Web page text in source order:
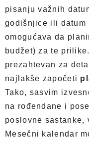
pisanju važnih
godišnjice ili datum
omogućava da
budžet) za te
prezahtevan za
najlakše započeti
Tako, sasvim
na rođendane i
poslovne sastanke,
Mesečni kalendar